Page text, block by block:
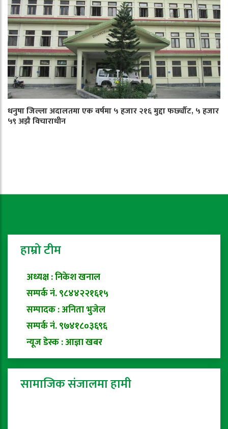
धनुषा जिल्ला अदालतमा एक वर्षमा ५ हजार २१६ मुद्दा फर्छ्यौट, ५ हजार
५९ अझै विचाराधीन
हाम्रो टीम
अध्यक्ष : निकेश खनाल
सम्पर्क नं. ९८४४२२१६१५
सम्पादक : अनिता भुजेल
सम्पर्क नं. ९७४१८०३६९६
न्यूज डेस्क : आज्ञा खबर
सामाजिक संजालमा हामी